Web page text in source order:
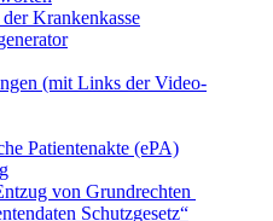
Krankenkasse
(mit Links der Video-
Patientenakte (ePA)
von Grundrechten
Schutzgesetz“